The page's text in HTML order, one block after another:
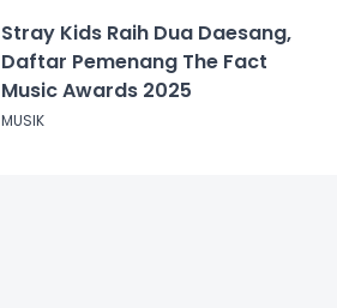
Stray Kids Raih Dua Daesang,
Daftar Pemenang The Fact
Music Awards 2025
MUSIK